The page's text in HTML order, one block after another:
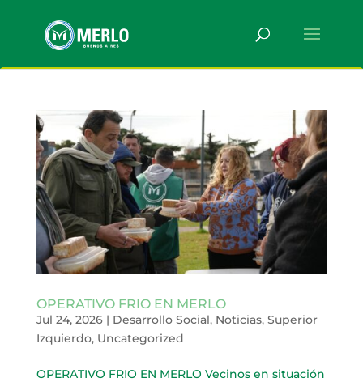
OPERATIVO FRIO EN MERLO
Jul 24, 2026| Desarrollo Social, Noticias, Superior
Izquierdo, Uncategorized
OPERATIVO FRIO EN MERLO Vecinos en situación